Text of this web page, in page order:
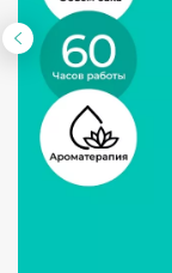
Предыдущий
слайд